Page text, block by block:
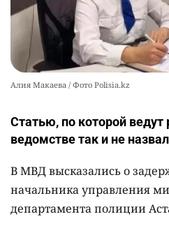
Алия Макаева / Фото Polisia.kz
Статью, по которой ведут
ведомстве так и не
В МВД высказались о
начальника управления
департамента полиции